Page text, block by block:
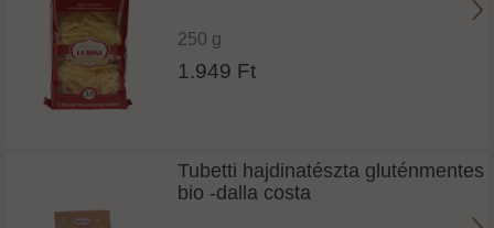
250 g
1.949 Ft
Tubetti hajdinatészta gluténmentes
bio -dalla costa